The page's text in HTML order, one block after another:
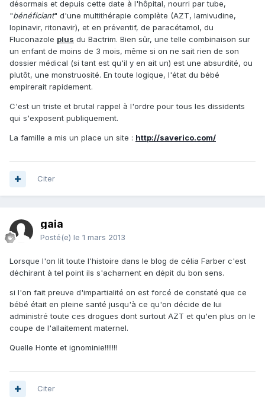
désormais et depuis cette date à l'hôpital, nourri par tube,
"bénéficiant" d'une multithérapie complète (AZT, lamivudine,
lopinavir, ritonavir), et en préventif, de paracétamol, du
Fluconazole plus du Bactrim. Bien sûr, une telle combinaison sur
un enfant de moins de 3 mois, même si on ne sait rien de son
dossier médical (si tant est qu'il y en ait un) est une absurdité, ou
plutôt, une monstruosité. En toute logique, l'état du bébé
empirerait rapidement.
C'est un triste et brutal rappel à l'ordre pour tous les dissidents
qui s'exposent publiquement.
La famille a mis un place un site : http://saverico.com/
Citer
gaia
Posté(e) le 1 mars 2013
Lorsque l'on lit toute l'histoire dans le blog de célia Farber c'est
déchirant à tel point ils s'acharnent en dépit du bon sens.
si l'on fait preuve d'impartialité on est forcé de constaté que ce
bébé était en pleine santé jusqu'à ce qu'on décide de lui
administré toute ces drogues dont surtout AZT et qu'en plus on le
coupe de l'allaitement maternel.
Quelle Honte et ignominie!!!!!!!
Citer